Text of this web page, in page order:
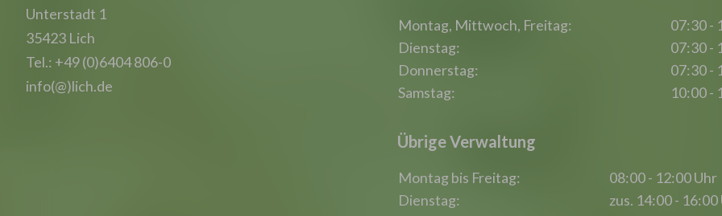
Unterstadt 1
35423 Lich
Tel.: +49 (0)6404 806-0
info(@)lich.de
Montag, Mittwoch, Freitag:
Dienstag:
Donnerstag:
Samstag:
07:30 -
07:30 -
07:30 -
10:00 -
Übrige Verwaltung
Montag bis Freitag:
Dienstag:
08:00 - 12:00 Uhr
zus. 14:00 - 16:00